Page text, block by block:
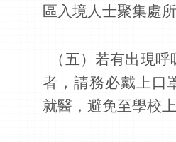
區入境人士聚集處
（五）若有出現
者，請務必戴上口
就醫，避免至學校上